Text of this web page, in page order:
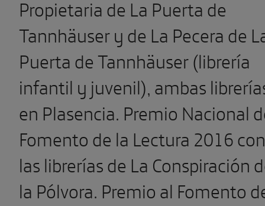
Propietaria de La Puerta de
Tannhäuser y de La Pecera de
Puerta de Tannhäuser (librería
infantil y juvenil), ambas
en Plasencia. Premio Nacional
Fomento de la Lectura 2016 con
las librerías de La Conspiración
la Pólvora. Premio al Fomento